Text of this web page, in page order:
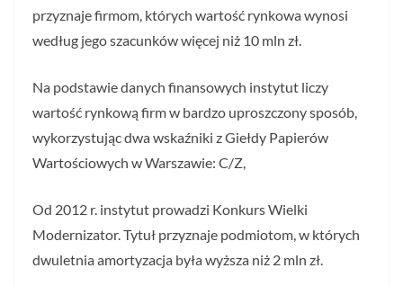
przyznaje firmom, których wartość rynkowa wynosi
według jego szacunków więcej niż 10 mln zł.
Na podstawie danych finansowych instytut liczy
wartość rynkową firm w bardzo uproszczony sposób,
wykorzystując dwa wskaźniki z Giełdy Papierów
Wartościowych w Warszawie: C/Z,
Od 2012 r. instytut prowadzi Konkurs Wielki
Modernizator. Tytuł przyznaje podmiotom, w których
dwuletnia amortyzacja była wyższa niż 2 mln zł.